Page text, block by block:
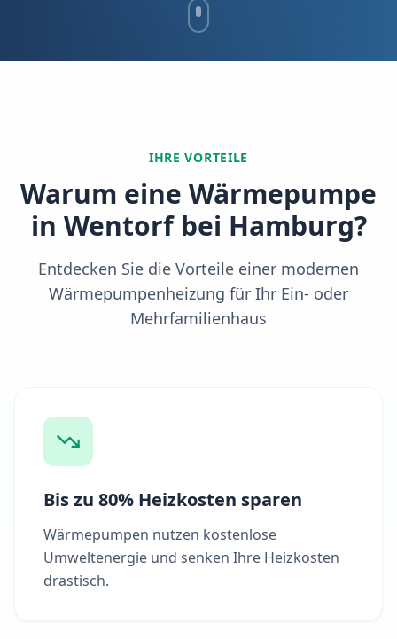
IHRE VORTEILE
Warum eine Wärmepumpe
in Wentorf bei Hamburg?
Entdecken Sie die Vorteile einer modernen
Wärmepumpenheizung für Ihr Ein- oder
Mehrfamilienhaus
Bis zu 80% Heizkosten sparen
Wärmepumpen nutzen kostenlose
Umweltenergie und senken Ihre Heizkosten
drastisch.